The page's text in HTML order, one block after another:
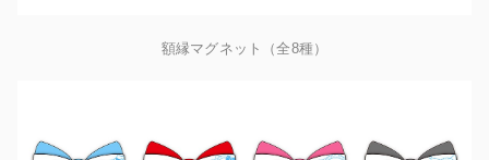
額縁マグネット（全8種）